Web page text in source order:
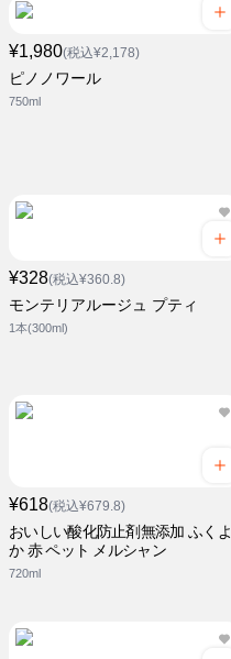
¥1,980(税込¥2,178)
ピノノワール
750ml
¥328(税込¥360.8)
モンテリアルージュ プティ
1本(300ml)
¥618(税込¥679.8)
おいしい酸化防止剤無添加 ふくよ
か 赤 ペット メルシャン
720ml